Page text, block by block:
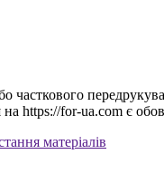
часткового
https://for-ua.com є
матеріалів